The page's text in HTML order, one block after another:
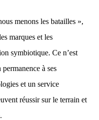
menons les batailles »,
marques et les
symbiotique. Ce n’est
à ses
et un service
réussir sur le terrain et